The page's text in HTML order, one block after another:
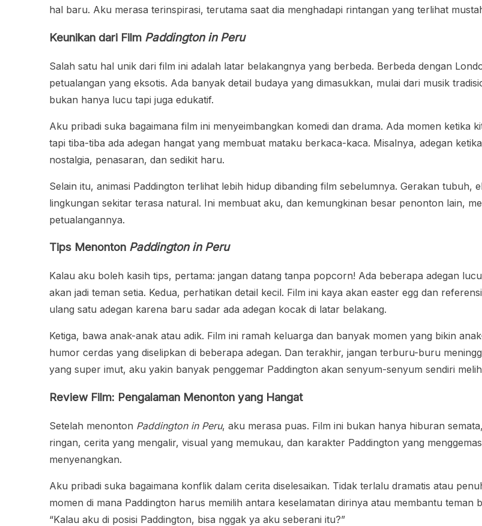
hal baru. Aku merasa terinspirasi, terutama saat dia menghadapi rintangan yang terlihat
Keunikan dari Film Paddington in Peru
Salah satu hal unik dari film ini adalah latar belakangnya yang berbeda. Berbeda dengan
petualangan yang eksotis. Ada banyak detail budaya yang dimasukkan, mulai dari musik
bukan hanya lucu tapi juga edukatif.
Aku pribadi suka bagaimana film ini menyeimbangkan komedi dan drama. Ada momen ketika
tapi tiba-tiba ada adegan hangat yang membuat mataku berkaca-kaca. Misalnya, adegan
nostalgia, penasaran, dan sedikit haru.
Selain itu, animasi Paddington terlihat lebih hidup dibanding film sebelumnya. Gerakan tubuh,
lingkungan sekitar terasa natural. Ini membuat aku, dan kemungkinan besar penonton lain,
petualangannya.
Tips Menonton Paddington in Peru
Kalau aku boleh kasih tips, pertama: jangan datang tanpa popcorn! Ada beberapa adegan
akan jadi teman setia. Kedua, perhatikan detail kecil. Film ini kaya akan easter egg dan
ulang satu adegan karena baru sadar ada adegan kocak di latar belakang.
Ketiga, bawa anak-anak atau adik. Film ini ramah keluarga dan banyak momen yang bikin
humor cerdas yang diselipkan di beberapa adegan. Dan terakhir, jangan terburu-buru
yang super imut, aku yakin banyak penggemar Paddington akan senyum-senyum sendiri
Review Film: Pengalaman Menonton yang Hangat
Setelah menonton Paddington in Peru, aku merasa puas. Film ini bukan hanya hiburan
ringan, cerita yang mengalir, visual yang memukau, dan karakter Paddington yang
menyenangkan.
Aku pribadi suka bagaimana konflik dalam cerita diselesaikan. Tidak terlalu dramatis atau
momen di mana Paddington harus memilih antara keselamatan dirinya atau membantu
“Kalau aku di posisi Paddington, bisa nggak ya aku seberani itu?”